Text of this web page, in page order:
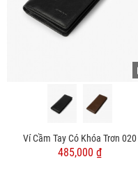
Ví Cầm Tay Có Khóa Trơn 020
485,000 ₫